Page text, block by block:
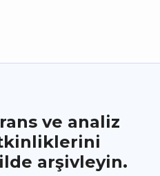
ve analiz
arşivleyin.